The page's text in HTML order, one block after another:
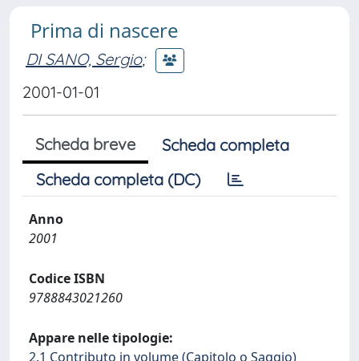
Prima di nascere
DI SANO, Sergio;
2001-01-01
Scheda breve
Scheda completa
Scheda completa (DC)
Anno
2001
Codice ISBN
9788843021260
Appare nelle tipologie:
2.1 Contributo in volume (Capitolo o Saggio)